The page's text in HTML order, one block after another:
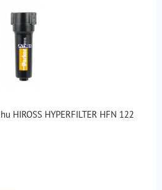
HIROSS HYPERFILTER HFN 122